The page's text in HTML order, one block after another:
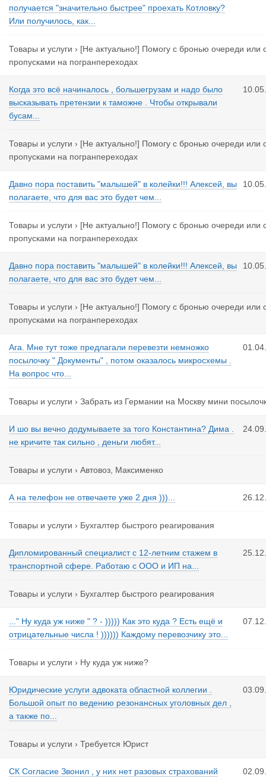
получается "значительно быстрее" проехать Котловку?
Или получилось, как...
Товары и услуги › [Не актуально!] Помогу с бронью очереди или
пропусками на погранпереходах
Когда это всё начиналось , большегрузам и надо было
высказывать претензии к таможне . Чтобы открывали
бусам...
Товары и услуги › [Не актуально!] Помогу с бронью очереди или
пропусками на погранпереходах
Давно пора поставить "малышей" в колейки!!! Алексей, вы
полагаете, что для вас это будет чем...
Товары и услуги › [Не актуально!] Помогу с бронью очереди или
пропусками на погранпереходах
Давно пора поставить "малышей" в колейки!!! Алексей, вы
полагаете, что для вас это будет чем...
Товары и услуги › [Не актуально!] Помогу с бронью очереди или
пропусками на погранпереходах
Ага. Мне тут тоже предлагали перевезти немножко
посылочку " Документы" , потом оказалось микросхемы .
На вопрос что...
Товары и услуги › Забрать из Германии на Москву мини
И шо вы вечно додумываете за того Константина? Дима .
не кричите так сильно , деньги любят...
Товары и услуги › Автовоз, Максименко
А на телефон не отвечаете уже 2 дня )))...
Товары и услуги › Бухгалтер быстрого реагирования
Дипломированный специалист с 12-летним стажем в
транспортной сфере. Работаю с ООО и ИП на...
Товары и услуги › Бухгалтер быстрого реагирования
..." Ну куда уж ниже " ? - ))))) Как это куда ? Есть ещё и
отрицательные числа ! )))))) Каждому перевозчику это...
Товары и услуги › Ну куда уж ниже?
Юридические услуги адвоката областной коллегии .
Большой опыт по ведению резонансных уголовных дел ,
а также по...
Товары и услуги › Требуется Юрист
СК Согласие Звонил , у них нет разовых страхований